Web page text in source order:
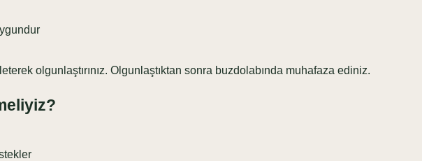
olgunlaştırınız. Olgunlaştıktan sonra buzdolabında muhafaza ediniz.